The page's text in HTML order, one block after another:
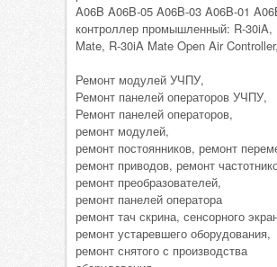
A06B A06B-05 A06B-03 A06B-01
контроллер промышленный: R-30iA,
Mate, R-30iA Mate Open Air Controller,
Ремонт модулей УЧПУ,
Ремонт панелей операторов УЧПУ,
Ремонт панелей операторов,
ремонт модулей,
ремонт постоянников, ремонт
ремонт приводов, ремонт
ремонт преобразователей,
ремонт панелей оператора
ремонт тач скрина, сенсорного
ремонт устаревшего оборудования,
ремонт снятого с производства